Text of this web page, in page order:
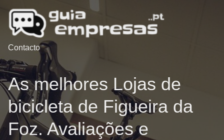
Contacto
As melhores Lojas de
bicicleta de Figueira da
Foz. Avaliações e